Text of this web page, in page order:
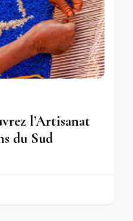
l’Artisanat
du Sud